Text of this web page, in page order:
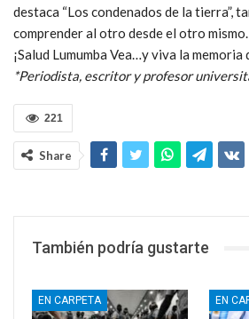
destaca “Los condenados de la tierra”,
comprender al otro desde el otro
¡Salud Lumumba Vea…y viva la
*Periodista, escritor y profesor
221
Share
También podría gustarte
EN CARPETA EN